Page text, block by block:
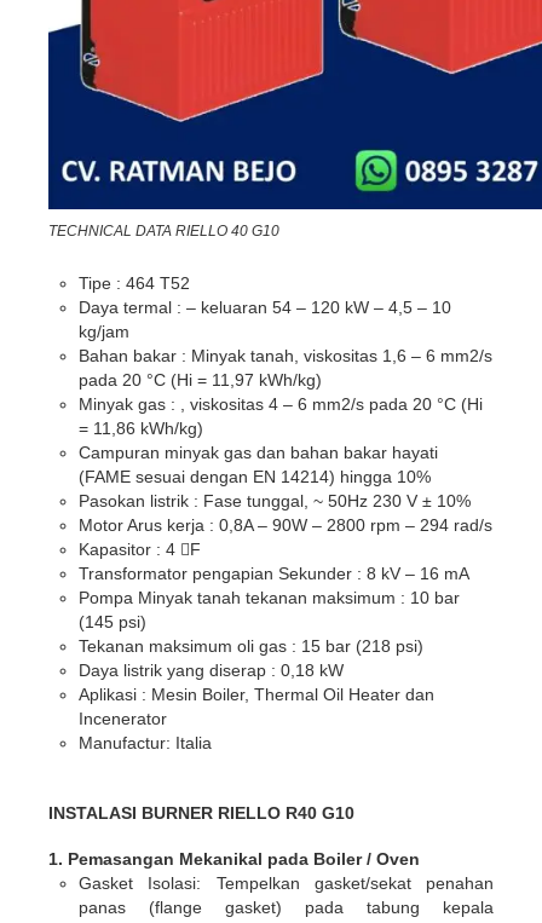
TECHNICAL DATA RIELLO 40 G10
Tipe : 464 T52
Daya termal : – keluaran 54 – 120 kW – 4,5 – 10
kg/jam
Bahan bakar : Minyak tanah, viskositas 1,6 – 6 mm2/s
pada 20 °C (Hi = 11,97 kWh/kg)
Minyak gas : , viskositas 4 – 6 mm2/s pada 20 °C (Hi
= 11,86 kWh/kg)
Campuran minyak gas dan bahan bakar hayati
(FAME sesuai dengan EN 14214) hingga 10%
Pasokan listrik : Fase tunggal, ~ 50Hz 230 V ± 10%
Motor Arus kerja : 0,8A – 90W – 2800 rpm – 294 rad/s
Kapasitor : 4 F
Transformator pengapian Sekunder : 8 kV – 16 mA
Pompa Minyak tanah tekanan maksimum : 10 bar
(145 psi)
Tekanan maksimum oli gas : 15 bar (218 psi)
Daya listrik yang diserap : 0,18 kW
Aplikasi : Mesin Boiler, Thermal Oil Heater dan
Incenerator
Manufactur: Italia
INSTALASI BURNER RIELLO R40 G10
1. Pemasangan Mekanikal pada Boiler / Oven
Gasket Isolasi: Tempelkan gasket/sekat penahan
panas (flange gasket) pada tabung kepala